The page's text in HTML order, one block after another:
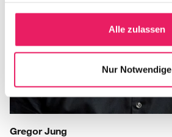
gesammelt haben.
Alle zulassen
Nur Notwendige
Gregor Jung